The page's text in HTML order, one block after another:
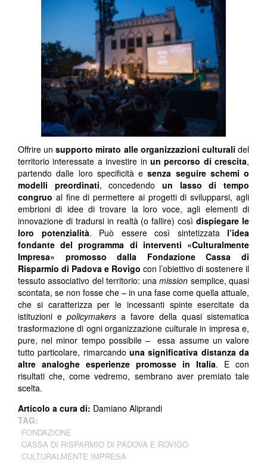
Offrire unsupporto mirato alle organizzazioni culturali del
territorio interessate a investire in un percorso di crescita,
partendo dalle loro specificità esenza seguire schemi o
modelli preordinati, concedendoun lasso di tempo
congruo al fine di permettere ai progetti di svilupparsi, agli
embrioni di idee di trovare la loro voce, agli elementi di
innovazione di tradursi in realtà (o fallire) cosìdispiegare le
loro potenzialità. Può essere così sintetizzata l’idea
fondante del programma di interventi «Culturalmente
Impresa» promosso dalla Fondazione Cassa di
Risparmio di Padova e Rovigo con l’obiettivo di sostenere il
tessuto associativo del territorio: unamission semplice, quasi
scontata, se non fosse che – in una fase come quella attuale,
che si caratterizza per le incessanti spinte esercitate da
istituzioni e policymakers a favore della quasi sistematica
trasformazione di ogni organizzazione culturale in impresa e,
pure, nel minor tempo possibile – essa assume un valore
tutto particolare, rimarcando una significativa distanza da
altre analoghe esperienze promosse in Italia. E con
risultati che, come vedremo, sembrano aver premiato tale
scelta.
Articolo a cura di: Damiano Aliprandi
TAG:
FONDAZIONE
CASSA DI RISPARMIO DI PADOVA E ROVIGO
CULTURALMENTE IMPRESA